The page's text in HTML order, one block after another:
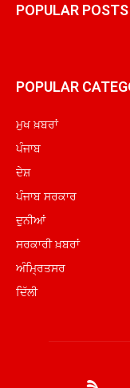
POPULAR POSTS
POPULAR
ਮੁਖ ਖ਼ਬਰਾਂ
ਪੰਜਾਬ
ਦੇਸ਼
ਪੰਜਾਬ ਸਰਕਾਰ
ਦੁਨੀਆਂ
ਸਰਕਾਰੀ ਖ਼ਬਰਾਂ
ਅੰਮ੍ਰਿਤਸਰ
ਦਿੱਲੀ